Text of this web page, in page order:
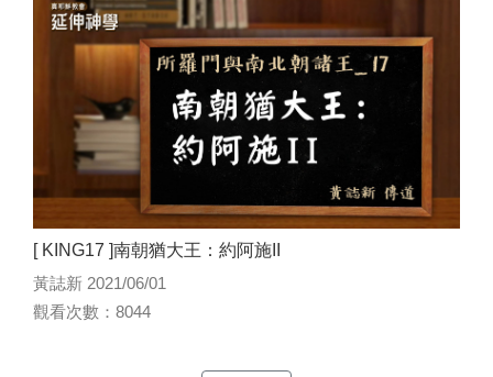
[ KING17 ]南朝猶大王：約阿施II
黃誌新 2021/06/01
觀看次數：8044